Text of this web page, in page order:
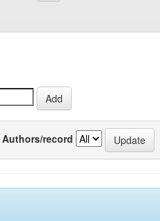
Authors/record